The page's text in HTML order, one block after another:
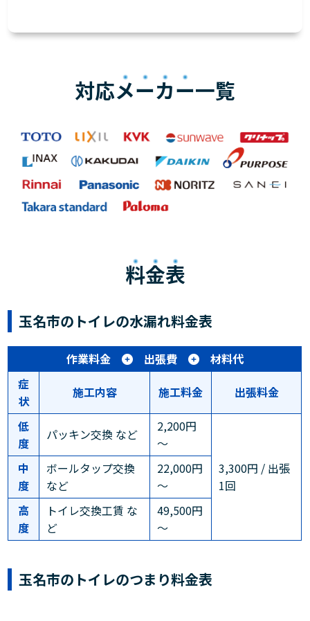
対応メーカー一覧
料金表
玉名市のトイレの水漏れ料金表
作業料金 出張費
材料代
症
状
施工内容 施工料金 出張料金
低
度
パッキン交換 など
2,200円
～
3,300円 / 出張
1回
中
度
ボールタップ交換
など
22,000円
～
高
度
トイレ交換工賃 な
ど
49,500円
～
玉名市のトイレのつまり料金表